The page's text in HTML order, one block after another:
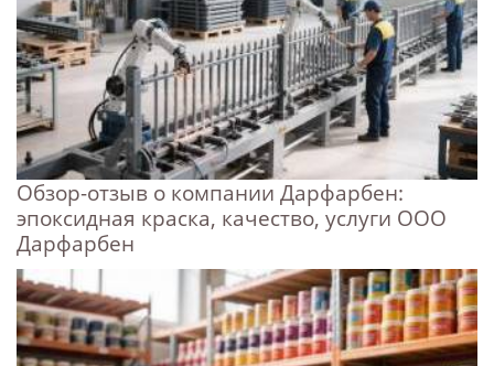
Обзор-отзыв о компании Дарфарбен:
эпоксидная краска, качество, услуги ООО
Дарфарбен